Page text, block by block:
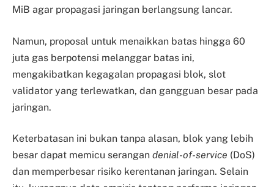
MiB agar propagasi jaringan berlangsung lancar.
Namun, proposal untuk menaikkan batas hingga 60
juta gas berpotensi melanggar batas ini,
mengakibatkan kegagalan propagasi blok, slot
validator yang terlewatkan, dan gangguan besar pada
jaringan.
Keterbatasan ini bukan tanpa alasan, blok yang lebih
besar dapat memicu serangan denial-of-service (DoS)
dan memperbesar risiko kerentanan jaringan. Selain